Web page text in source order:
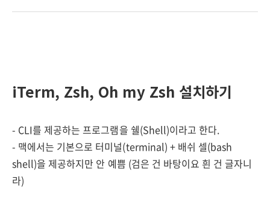
iTerm, Zsh, Oh my Zsh 설치하기
- CLI를 제공하는 프로그램을 쉘(Shell)이라고 한다.
- 맥에서는 기본으로 터미널(terminal) + 배쉬 셀(bash
shell)을 제공하지만 안 예쁨 (검은 건 바탕이요 흰 건 글자니
라)